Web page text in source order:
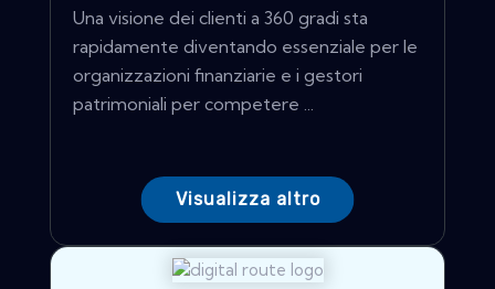
Una visione dei clienti a 360 gradi sta
rapidamente diventando essenziale per le
organizzazioni finanziarie e i gestori
patrimoniali per competere ...
Visualizza altro